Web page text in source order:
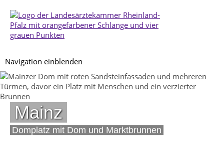
Navigation einblenden
Mainz
Domplatz mit Dom und Marktbrunnen